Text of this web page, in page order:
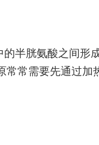
半胱氨酸之间形
常常需要先通过加